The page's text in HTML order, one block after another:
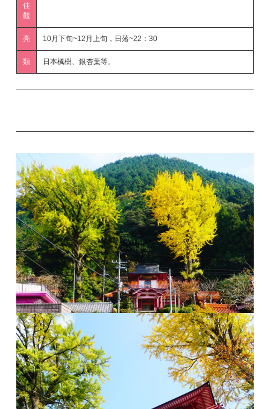
佳
觀
亮 10月下旬~12月上旬，日落~22：30
類 日本楓樹、銀杏葉等。